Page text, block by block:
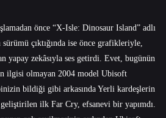
önce “X-Isle: Dinosaur Island” adlı
çıktığında ise önce grafikleriyle,
yapay zekâsıyla ses getirdi. Evet, bugünün
ilgisi olmayan 2004 model Ubisoft
bildiği gibi arkasında Yerli kardeşlerin
ilk Far Cry, efsanevi bir yapımdı.